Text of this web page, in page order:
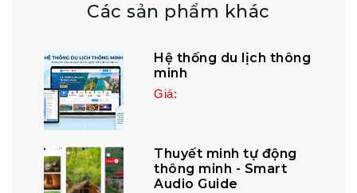
Các sản phẩm khác
Hệ thống du lịch thông
minh
Giá:
Thuyết minh tự động
thông minh - Smart
Audio Guide